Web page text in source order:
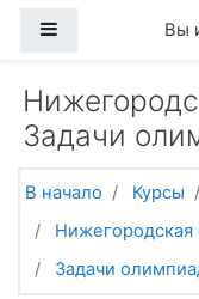
Боковая панель
Вы
Задачи
В начало Курсы
Задачи